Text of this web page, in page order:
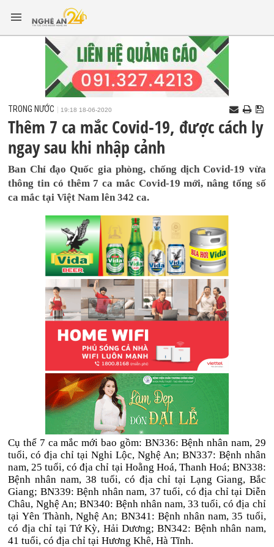
TRONG NƯỚC 19:18 18-06-2020
Thêm 7 ca mắc Covid-19, được cách ly
ngay sau khi nhập cảnh
Ban Chỉ đạo Quốc gia phòng, chống dịch Covid-19 vừa
thông tin có thêm 7 ca mắc Covid-19 mới, nâng tổng số
ca mắc tại Việt Nam lên 342 ca.
Cụ thể 7 ca mắc mới bao gồm: BN336: Bệnh nhân nam, 29
tuổi, có địa chỉ tại Nghi Lộc, Nghệ An; BN337: Bệnh nhân
nam, 25 tuổi, có địa chỉ tại Hoằng Hoá, Thanh Hoá; BN338:
Bệnh nhân nam, 38 tuổi, có địa chỉ tại Lạng Giang, Bắc
Giang; BN339: Bệnh nhân nam, 37 tuổi, có địa chỉ tại Diễn
Châu, Nghệ An; BN340: Bệnh nhân nam, 33 tuổi, có địa chỉ
tại Yên Thành, Nghệ An; BN341: Bệnh nhân nam, 35 tuổi,
có địa chỉ tại Tứ Kỳ, Hải Dương; BN342: Bệnh nhân nam,
41 tuổi, có địa chỉ tại Hương Khê, Hà Tĩnh.